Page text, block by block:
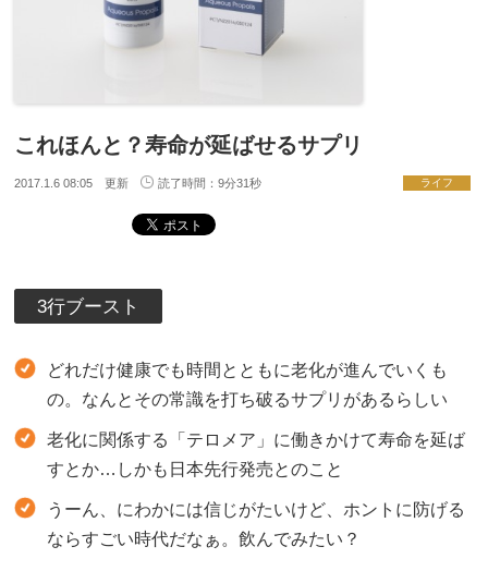
これほんと？寿命が延ばせるサプリ
2017.1.6 08:05 更新 読了時間：9分31秒 ライフ
3行ブースト
どれだけ健康でも時間とともに老化が進んでいくも
の。なんとその常識を打ち破るサプリがあるらしい
老化に関係する「テロメア」に働きかけて寿命を延ば
すとか…しかも日本先行発売とのこと
うーん、にわかには信じがたいけど、ホントに防げる
ならすごい時代だなぁ。飲んでみたい？